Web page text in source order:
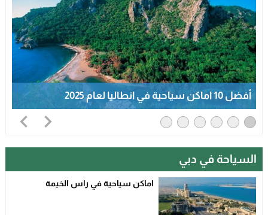
أفضل 10 اماكن سياحية في انطاليا لعام 2025
السياحة في دبي
اماكن سياحية في راس الخيمة